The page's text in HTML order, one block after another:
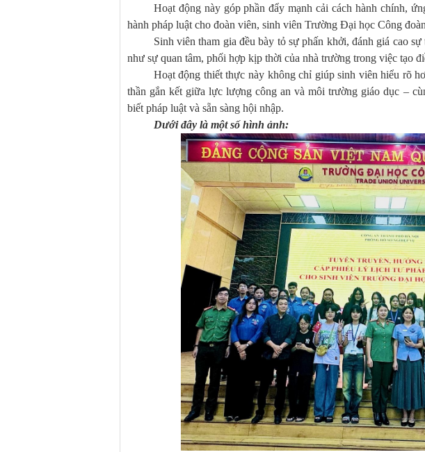
Hoạt động này góp phần đẩy mạnh cải cách hành chính,
hành pháp luật cho đoàn viên, sinh viên Trường Đại học Công
Sinh viên tham gia đều bày tỏ sự phấn khởi, đánh giá cao
như sự quan tâm, phối hợp kịp thời của nhà trường trong việc tạo
Hoạt động thiết thực này không chỉ giúp sinh viên hiểu rõ
thần gắn kết giữa lực lượng công an và môi trường giáo dục –
biết pháp luật và sẵn sàng hội nhập.
Dưới đây là một số hình ảnh: